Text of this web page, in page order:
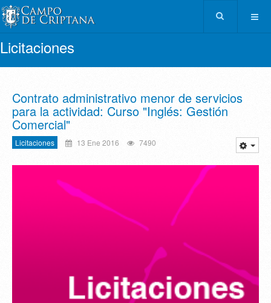
Licitaciones
Contrato administrativo menor de servicios
para la actividad: Curso "Inglés: Gestión
Comercial"
Licitaciones 13 Ene 2016 7490